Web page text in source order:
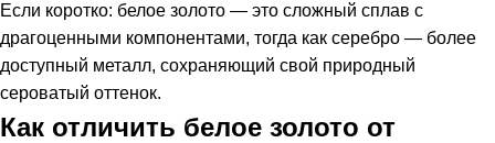
Если коротко: белое золото — это сложный сплав с
драгоценными компонентами, тогда как серебро — более
доступный металл, сохраняющий свой природный
сероватый оттенок.
Как отличить белое золото от